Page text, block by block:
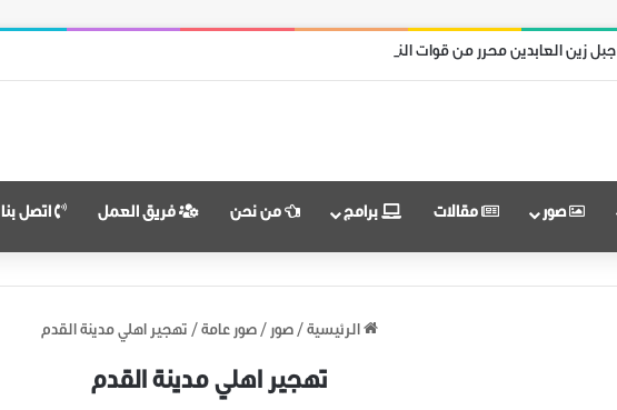
ريف حماة الشمالي بالكامل محرر من قوات نظام الأسد
صور مقالات برامج من نحن فريق العمل اتصل بنا
الرئيسية / صور / صور عامة / تهجير اهلي مدينة القدم
تهجير اهلي مدينة القدم